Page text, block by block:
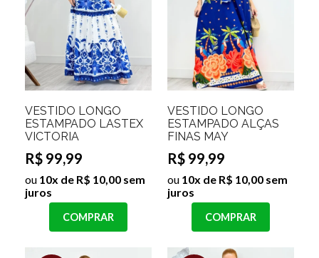
VESTIDO LONGO
ESTAMPADO LASTEX
VICTORIA
R$ 99,99
ou 10x de R$ 10,00 sem
juros
COMPRAR
VESTIDO LONGO
ESTAMPADO ALÇAS
FINAS MAY
R$ 99,99
ou 10x de R$ 10,00 sem
juros
COMPRAR